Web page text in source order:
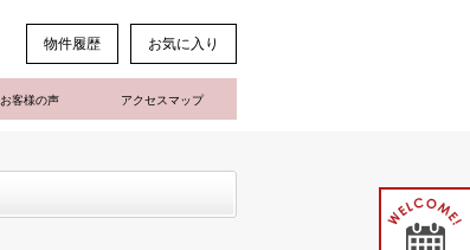
物件履歴 お気に入り
お客様の声 アクセスマップ